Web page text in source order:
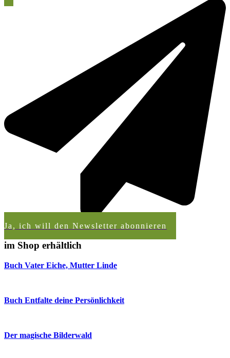
Ja, ich will den Newsletter abonnieren
im Shop erhältlich
Buch Vater Eiche, Mutter Linde
Buch Entfalte deine Persönlichkeit
Der magische Bilderwald